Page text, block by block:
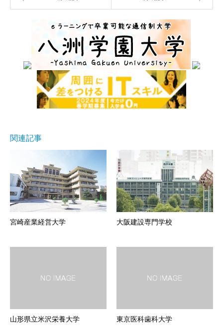
関連記事
宮崎産業経営大学 大阪建設専門学校
山形県立米沢栄養大学 東京医科歯科大学